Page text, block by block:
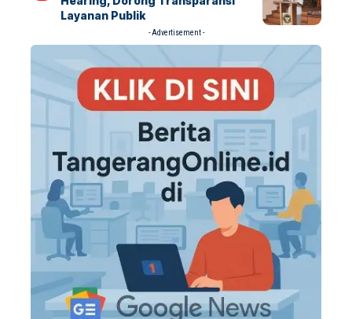
Layanan Publik
- Advertisement -